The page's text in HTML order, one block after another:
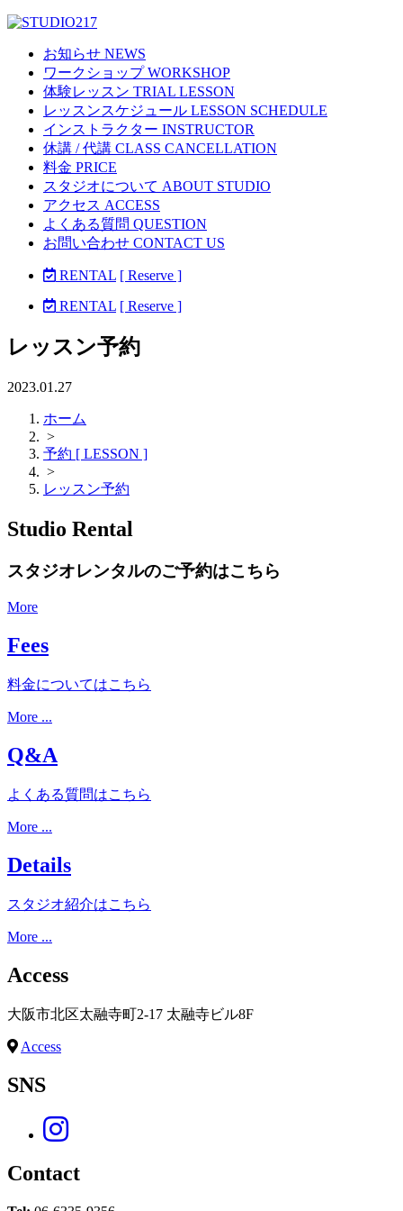
お知らせ NEWS
ワークショップ WORKSHOP
体験レッスン TRIAL LESSON
レッスンスケジュール LESSON SCHEDULE
インストラクター INSTRUCTOR
休講 / 代講 CLASS CANCELLATION
料金 PRICE
スタジオについて ABOUT STUDIO
アクセス ACCESS
よくある質問 QUESTION
お問い合わせ CONTACT US
RENTAL [ Reserve ]
RENTAL [ Reserve ]
レッスン予約
2023.01.27
ホーム
>
予約 [ LESSON ]
>
レッスン予約
Studio Rental
スタジオレンタルのご予約はこちら
More
Fees
料金についてはこちら
More ...
Q&A
よくある質問はこちら
More ...
Details
スタジオ紹介はこちら
More ...
Access
大阪市北区太融寺町2-17 太融寺ビル8F
Access
SNS
Contact